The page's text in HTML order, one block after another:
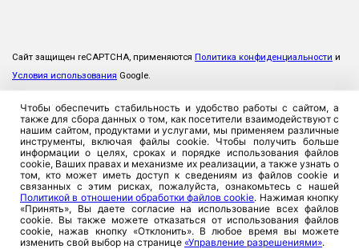
Сайт защищен reCAPTCHA, применяются Политика конфиденциальности и
Условия использования Google.
Чтобы обеспечить стабильность и удобство работы с сайтом, а
также для сбора данных о том, как посетители взаимодействуют с
нашим сайтом, продуктами и услугами, мы применяем различные
инструменты, включая файлы cookie. Чтобы получить больше
информации о целях, сроках и порядке использования файлов
cookie, Ваших правах и механизме их реализации, а также узнать о
том, кто может иметь доступ к сведениям из файлов cookie и
связанных с этим рисках, пожалуйста, ознакомьтесь с нашей
Политикой в отношении обработки файлов cookie. Нажимая кнопку
«Принять», Вы даете согласие на использование всех файлов
cookie. Вы также можете отказаться от использования файлов
cookie, нажав кнопку «Отклонить». В любое время вы можете
изменить свой выбор на странице «Управление разрешениями».